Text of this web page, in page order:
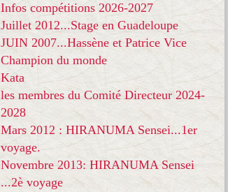
Infos compétitions 2026-2027
Juillet 2012...Stage en Guadeloupe
JUIN 2007...Hassène et Patrice Vice
Champion du monde
Kata
les membres du Comité Directeur 2024-
2028
Mars 2012 : HIRANUMA Sensei...1er
voyage.
Novembre 2013: HIRANUMA Sensei
...2è voyage